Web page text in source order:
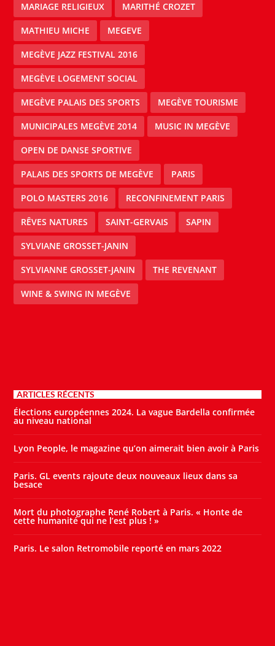
MARIAGE RELIGIEUX MARITHÉ CROZET
MATHIEU MICHE MEGEVE
MEGÈVE JAZZ FESTIVAL 2016
MEGÈVE LOGEMENT SOCIAL
MEGÈVE PALAIS DES SPORTS MEGÈVE TOURISME
MUNICIPALES MEGÈVE 2014 MUSIC IN MEGÈVE
OPEN DE DANSE SPORTIVE
PALAIS DES SPORTS DE MEGÈVE PARIS
POLO MASTERS 2016 RECONFINEMENT PARIS
RÊVES NATURES SAINT-GERVAIS SAPIN
SYLVIANE GROSSET-JANIN
SYLVIANNE GROSSET-JANIN THE REVENANT
WINE & SWING IN MEGÈVE
ARTICLES RÉCENTS
Élections européennes 2024. La vague Bardella confirmée
au niveau national
Lyon People, le magazine qu’on aimerait bien avoir à Paris
Paris. GL events rajoute deux nouveaux lieux dans sa
besace
Mort du photographe René Robert à Paris. « Honte de
cette humanité qui ne l’est plus ! »
Paris. Le salon Retromobile reporté en mars 2022